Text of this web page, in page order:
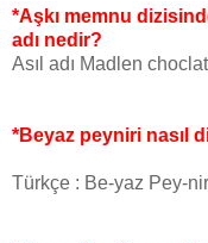
*Aşkı memnu
adı nedir?
Asıl adı Madlen
*Beyaz peyniri nasıl
Türkçe : Be-yaz Pey-nir